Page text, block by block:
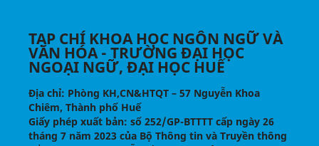
TẠP CHÍ KHOA HỌC NGÔN NGỮ VÀ
VĂN HÓA - TRƯỜNG ĐẠI HỌC
NGOẠI NGỮ, ĐẠI HỌC HUẾ
Địa chỉ: Phòng KH,CN&HTQT – 57 Nguyễn Khoa
Chiêm, Thành phố Huế
Giấy phép xuất bản: số 252/GP-BTTTT cấp ngày 26
tháng 7 năm 2023 của Bộ Thông tin và Truyền thông